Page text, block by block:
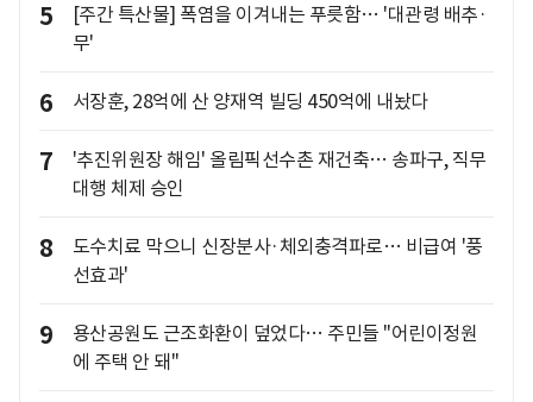
5
[주간 특산물] 폭염을 이겨내는 푸릇함… '대관령 배추·
무'
6 서장훈, 28억에 산 양재역 빌딩 450억에 내놨다
7
'추진위원장 해임' 올림픽선수촌 재건축… 송파구, 직무
대행 체제 승인
8
도수치료 막으니 신장분사·체외충격파로… 비급여 '풍
선효과'
9
용산공원도 근조화환이 덮었다… 주민들 "어린이정원
에 주택 안 돼"